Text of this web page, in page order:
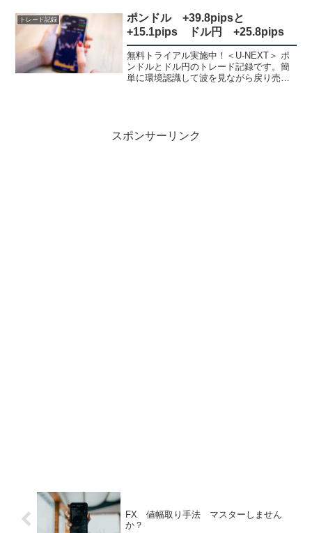
た！そこを見ると・3つのサイズの波と
MA、ライン、チャネ...
トレード記録
ポンドル +39.8pipsと
+15.1pips ドル円 +25.8pips
無料トライアル実施中！＜U-NEXT＞ ポ
ンドルとドル円のトレード記録です。簡
単に環境認識して波を見ながら戻り売
スポンサーリンク
FX 値幅取り手法 マスターしません
か？